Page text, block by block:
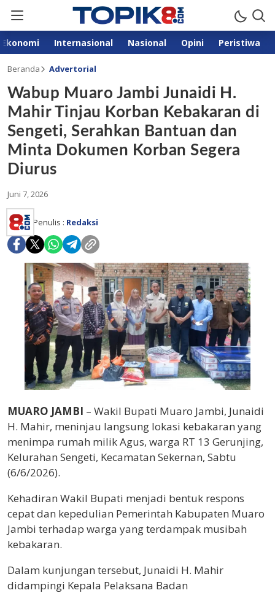
Ekonomi Internasional Nasional Opini Peristiwa
Beranda Advertorial
Wabup Muaro Jambi Junaidi H.
Mahir Tinjau Korban Kebakaran di
Sengeti, Serahkan Bantuan dan
Minta Dokumen Korban Segera
Diurus
Juni 7, 2026
Penulis : Redaksi
MUARO JAMBI – Wakil Bupati Muaro Jambi, Junaidi
H. Mahir, meninjau langsung lokasi kebakaran yang
menimpa rumah milik Agus, warga RT 13 Gerunjing,
Kelurahan Sengeti, Kecamatan Sekernan, Sabtu
(6/6/2026).
Kehadiran Wakil Bupati menjadi bentuk respons
cepat dan kepedulian Pemerintah Kabupaten Muaro
Jambi terhadap warga yang terdampak musibah
kebakaran.
Dalam kunjungan tersebut, Junaidi H. Mahir
didampingi Kepala Pelaksana Badan